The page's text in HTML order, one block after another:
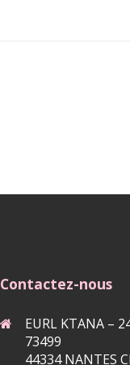
Contactez-nous
EURL KTANA –
73499
44334 NANTES